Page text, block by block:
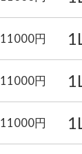
11000円
11000円
11000円